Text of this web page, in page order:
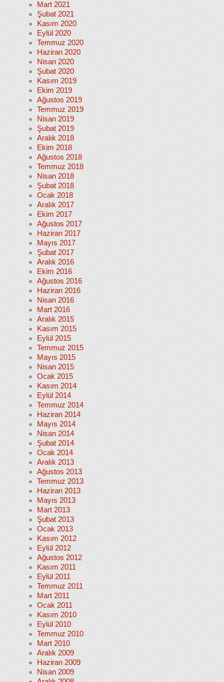
Mart 2021
Şubat 2021
Kasım 2020
Eylül 2020
Temmuz 2020
Haziran 2020
Nisan 2020
Şubat 2020
Kasım 2019
Ekim 2019
Ağustos 2019
Temmuz 2019
Nisan 2019
Şubat 2019
Aralık 2018
Ekim 2018
Ağustos 2018
Temmuz 2018
Nisan 2018
Şubat 2018
Ocak 2018
Aralık 2017
Ekim 2017
Ağustos 2017
Haziran 2017
Mayıs 2017
Şubat 2017
Aralık 2016
Ekim 2016
Ağustos 2016
Haziran 2016
Nisan 2016
Mart 2016
Aralık 2015
Kasım 2015
Eylül 2015
Temmuz 2015
Mayıs 2015
Nisan 2015
Ocak 2015
Kasım 2014
Eylül 2014
Temmuz 2014
Haziran 2014
Mayıs 2014
Nisan 2014
Şubat 2014
Ocak 2014
Aralık 2013
Ağustos 2013
Temmuz 2013
Haziran 2013
Mayıs 2013
Mart 2013
Şubat 2013
Ocak 2013
Kasım 2012
Eylül 2012
Ağustos 2012
Kasım 2011
Eylül 2011
Temmuz 2011
Mart 2011
Ocak 2011
Kasım 2010
Eylül 2010
Temmuz 2010
Mart 2010
Aralık 2009
Haziran 2009
Nisan 2009